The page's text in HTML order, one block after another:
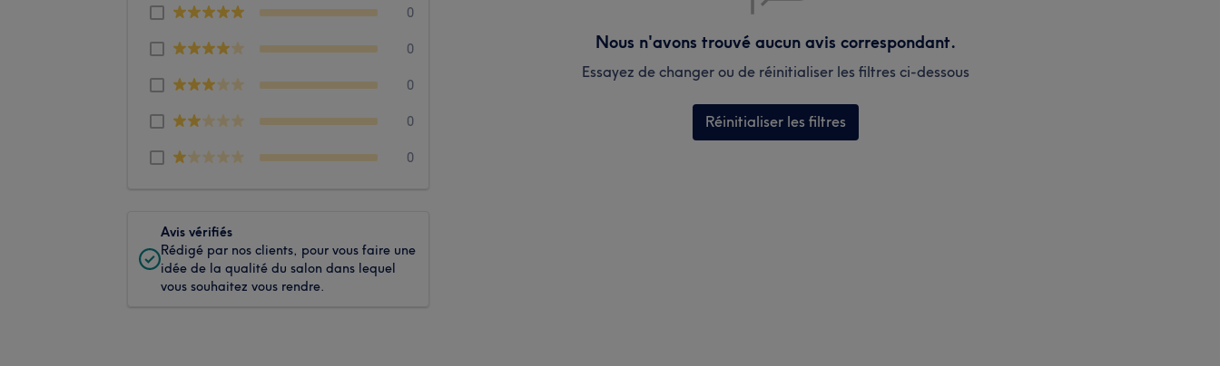
0
0
0
0
0
Avis vérifiés
Rédigé par nos clients, pour vous faire une
idée de la qualité du salon dans lequel
vous souhaitez vous rendre.
Nous n'avons trouvé aucun avis correspondant.
Essayez de changer ou de réinitialiser les filtres ci-dessous
Réinitialiser les filtres